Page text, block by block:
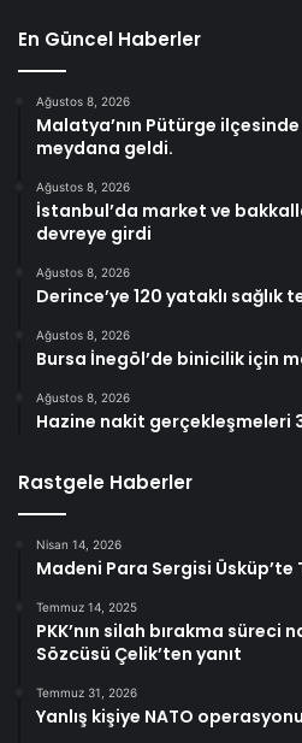
En Güncel Haberler
Ağustos 8, 2026
Malatya’nın Pütürge
meydana geldi.
Ağustos 8, 2026
İstanbul’da market ve
devreye girdi
Ağustos 8, 2026
Derince’ye 120 yataklı sağlık
Ağustos 8, 2026
Bursa İnegöl’de binicilik için
Ağustos 8, 2026
Hazine nakit gerçekleşmeleri
Rastgele Haberler
Nisan 14, 2026
Madeni Para Sergisi Üsküp’te
Temmuz 14, 2025
PKK’nın silah bırakma süreci
Sözcüsü Çelik’ten yanıt
Temmuz 31, 2026
Yanlış kişiye NATO operasyonu